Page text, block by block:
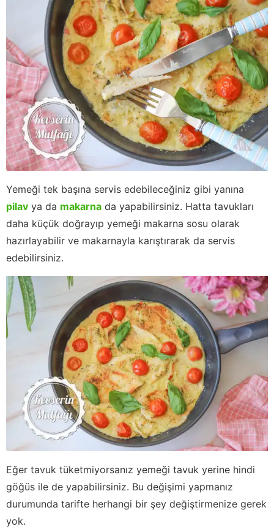
Yemeği tek başına servis edebileceğiniz gibi yanına
pilav ya da makarna da yapabilirsiniz. Hatta tavukları
daha küçük doğrayıp yemeği makarna sosu olarak
hazırlayabilir ve makarnayla karıştırarak da servis
edebilirsiniz.
Eğer tavuk tüketmiyorsanız yemeği tavuk yerine hindi
göğüs ile de yapabilirsiniz. Bu değişimi yapmanız
durumunda tarifte herhangi bir şey değiştirmenize gerek
yok.